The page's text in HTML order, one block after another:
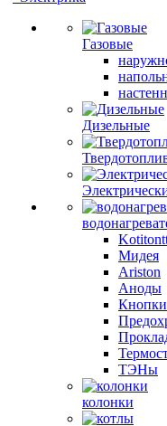
Газовые
Дизельные
Мидея
Ariston
Аноды
Кнопки
ТЭНы
колонки